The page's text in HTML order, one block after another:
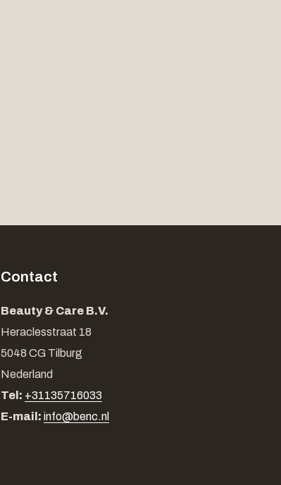
Contact
Beauty & Care B.V.
Heraclesstraat 18
5048 CG Tilburg
Nederland
Tel: +31135716033
E-mail: info@benc.nl